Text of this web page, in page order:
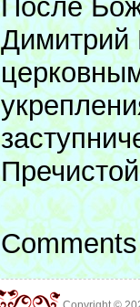
После
Димитрий